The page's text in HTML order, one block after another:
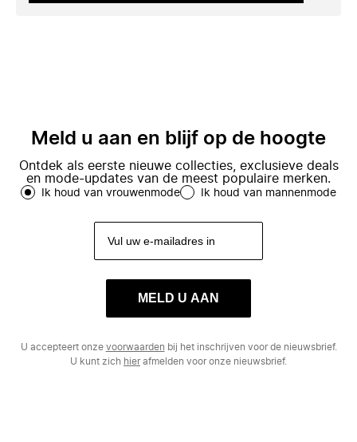
Meld u aan en blijf op de hoogte
Ontdek als eerste nieuwe collecties, exclusieve deals
en mode-updates van de meest populaire merken.
Ik houd van vrouwenmode Ik houd van mannenmode
MELD U AAN
U accepteert onze voorwaarden bij het inschrijven voor de nieuwsbrief.
U kunt zich hierafmelden voor onze nieuwsbrief.